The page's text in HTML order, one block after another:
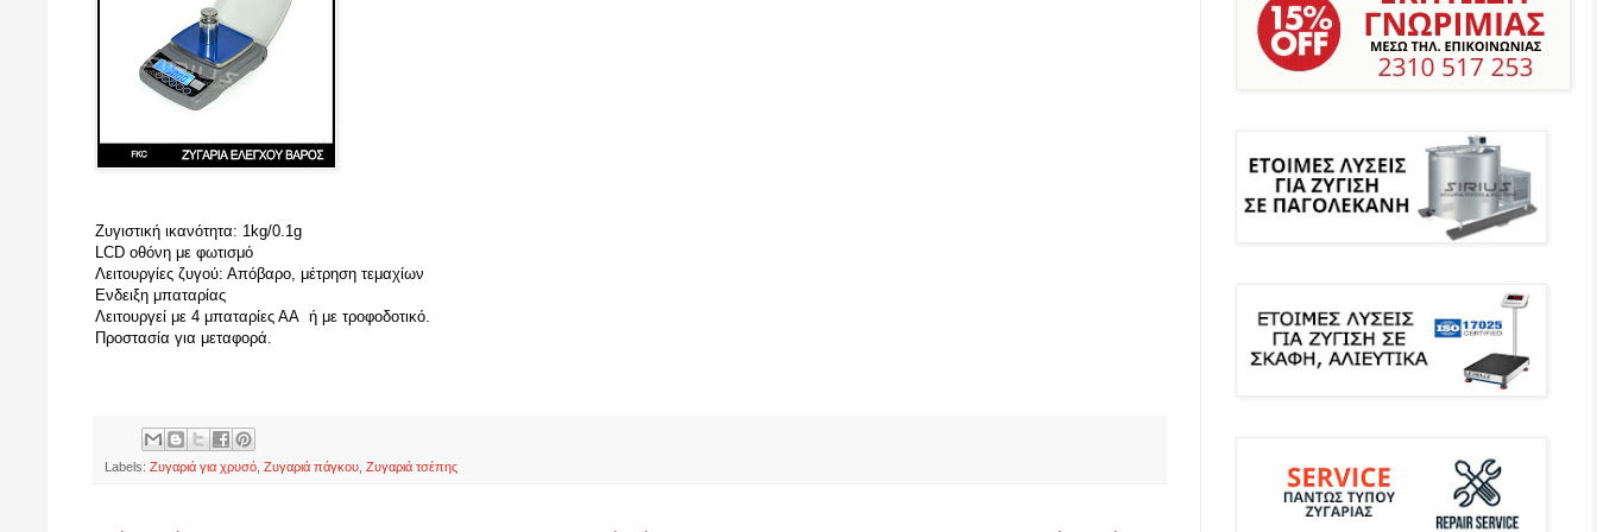
Ζυγιστική ικανότητα: 1kg/0.1g
LCD οθόνη με φωτισμό
Λειτουργίες ζυγού: Απόβαρο, μέτρηση τεμαχίων
Ενδειξη μπαταρίας
Λειτουργεί με 4 μπαταρίες ΑΑ ή με τροφοδοτικό.
Προστασία για μεταφορά.
Labels: Ζυγαριά για χρυσό Ζυγαριά πάγκου Ζυγαριά τσέπης